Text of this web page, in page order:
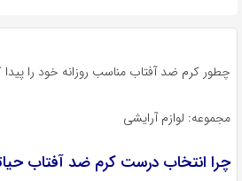
چطور کرم ضد آفتاب مناسب روزانه خود را پیدا
مجموعه: لوازم آرایشی
چرا انتخاب درست کرم ضد آفتاب